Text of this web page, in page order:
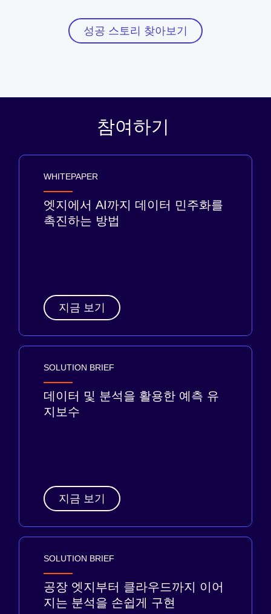
성공 스토리 찾아보기
참여하기
WHITEPAPER
엣지에서 AI까지 데이터 민주화를
촉진하는 방법
지금 보기
SOLUTION BRIEF
데이터 및 분석을 활용한 예측 유
지보수
지금 보기
SOLUTION BRIEF
공장 엣지부터 클라우드까지 이어
지는 분석을 손쉽게 구현